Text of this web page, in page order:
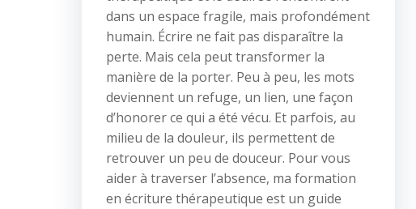
dans un espace fragile, mais profondément
humain. Écrire ne fait pas disparaître la
perte. Mais cela peut transformer la
manière de la porter. Peu à peu, les mots
deviennent un refuge, un lien, une façon
d’honorer ce qui a été vécu. Et parfois, au
milieu de la douleur, ils permettent de
retrouver un peu de douceur. Pour vous
aider à traverser l’absence, ma formation
en écriture thérapeutique est un guide